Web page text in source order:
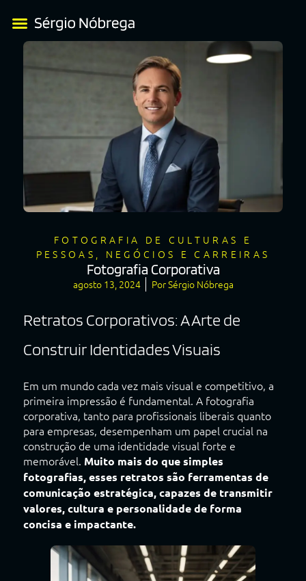
FOTOGRAFIA DE CULTURAS E
PESSOAS , NEGÓCIOS E CARREIRAS
Fotografia Corporativa
agosto 13, 2024 PorSérgio Nóbrega
Retratos Corporativos: A Arte de
Construir Identidades Visuais
Em um mundo cada vez mais visual e competitivo, a
primeira impressão é fundamental. A fotografia
corporativa, tanto para profissionais liberais quanto
para empresas, desempenham um papel crucial na
construção de uma identidade visual forte e
memorável. Muito mais do que simples
fotografias, esses retratos são ferramentas de
comunicação estratégica, capazes de transmitir
valores, cultura e personalidade de forma
concisa e impactante.